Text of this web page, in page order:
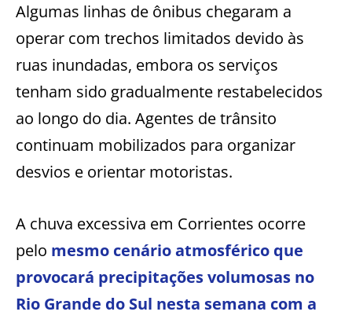
Algumas linhas de ônibus chegaram a
operar com trechos limitados devido às
ruas inundadas, embora os serviços
tenham sido gradualmente restabelecidos
ao longo do dia. Agentes de trânsito
continuam mobilizados para organizar
desvios e orientar motoristas.
A chuva excessiva em Corrientes ocorre
pelo mesmo cenário atmosférico que
provocará precipitações volumosas no
Rio Grande do Sul nesta semana com a